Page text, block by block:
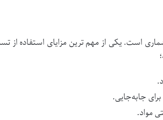
است. یکی از مهم ترین مزایای استفاده
جابه‌جایی.
مواد.